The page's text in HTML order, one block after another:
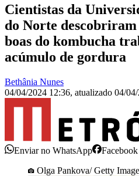
Cientistas da
do Norte descobriram
boas do kombucha
acúmulo de gordura
Bethânia Nunes
04/04/2024 12:36, atualizado 04/
Enviar no WhatsApp Facebook
Olga Pankova/ Getty